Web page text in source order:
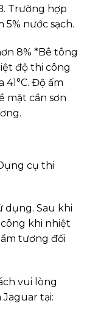
Trường hợp
nước sạch.
8% *Bê tông
độ thi công
Độ ấm
mặt cần sơn
cụ thi
dụng. Sau khi
khi nhiệt
ẩm tương đối
vui lòng
tại: